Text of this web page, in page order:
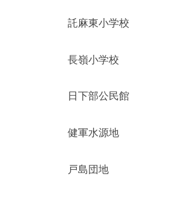
託麻東小学校
長嶺小学校
日下部公民館
健軍水源地
戸島団地